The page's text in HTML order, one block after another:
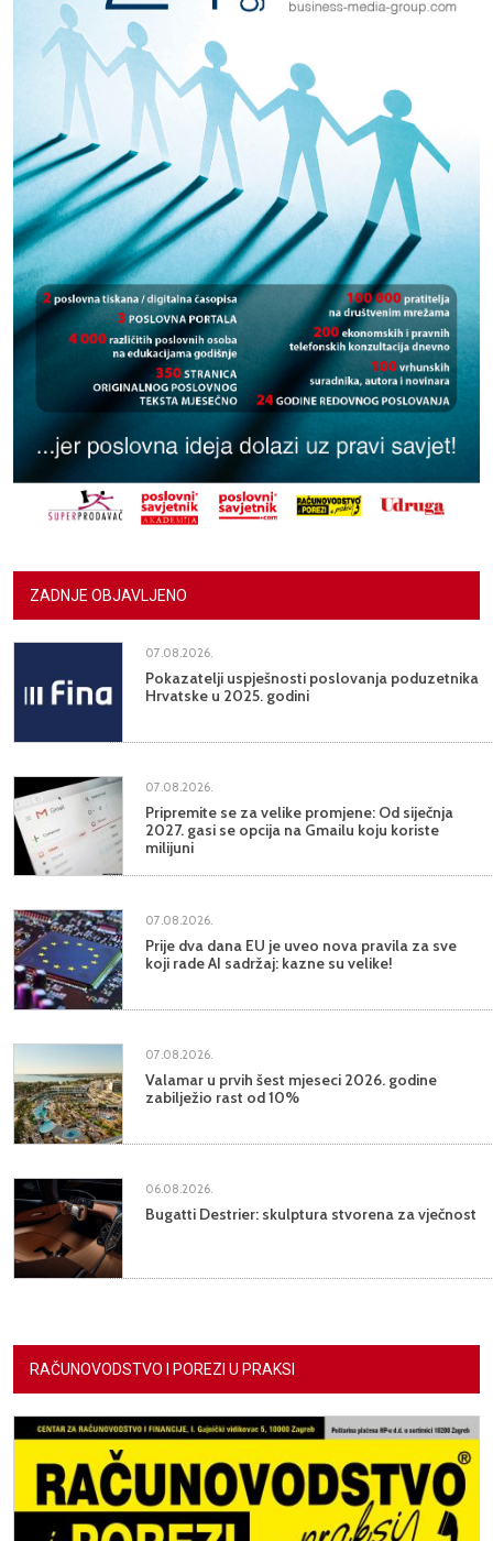
ZADNJE OBJAVLJENO
07.08.2026.
Pokazatelji uspješnosti poslovanja poduzetnika
Hrvatske u 2025. godini
07.08.2026.
Pripremite se za velike promjene: Od siječnja
2027. gasi se opcija na Gmailu koju koriste
milijuni
07.08.2026.
Prije dva dana EU je uveo nova pravila za sve
koji rade AI sadržaj: kazne su velike!
07.08.2026.
Valamar u prvih šest mjeseci 2026. godine
zabilježio rast od 10%
06.08.2026.
Bugatti Destrier: skulptura stvorena za vječnost
RAČUNOVODSTVO I POREZI U PRAKSI